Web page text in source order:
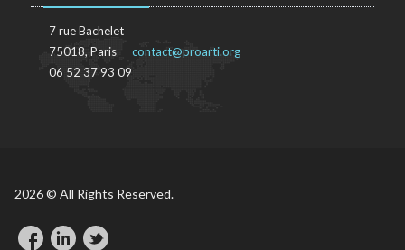
7 rue Bachelet
75018, Paris
06 52 37 93 09
contact@proarti.org
2026 © All Rights Reserved.